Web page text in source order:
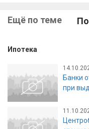
Ещё по теме
Ипотека
Банки
при